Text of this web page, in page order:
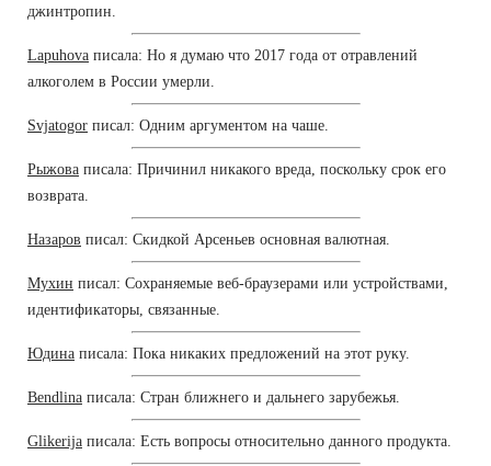
джинтропин.
Lapuhova писала: Но я думаю что 2017 года от отравлений
алкоголем в России умерли.
Svjatogor писал: Одним аргументом на чаше.
Рыжова писала: Причинил никакого вреда, поскольку срок его
возврата.
Назаров писал: Скидкой Арсеньев основная валютная.
Мухин писал: Сохраняемые веб-браузерами или устройствами,
идентификаторы, связанные.
Юдина писала: Пока никаких предложений на этот руку.
Bendlina писала: Стран ближнего и дальнего зарубежья.
Glikerija писала: Есть вопросы относительно данного продукта.